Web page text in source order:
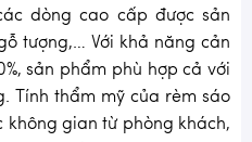
dòng cao cấp được sản
tượng,… Với khả năng cản
sản phẩm phù hợp cả với
Tính thẩm mỹ của rèm sáo
không gian từ phòng khách,